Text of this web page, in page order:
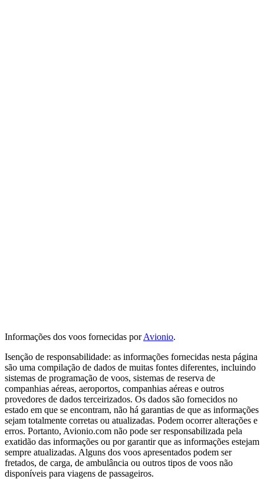
Informações dos voos fornecidas porAvionio.
Isenção de responsabilidade: as informações fornecidas nesta página
são uma compilação de dados de muitas fontes diferentes, incluindo
sistemas de programação de voos, sistemas de reserva de
companhias aéreas, aeroportos, companhias aéreas e outros
provedores de dados terceirizados. Os dados são fornecidos no
estado em que se encontram, não há garantias de que as informações
sejam totalmente corretas ou atualizadas. Podem ocorrer alterações e
erros. Portanto, Avionio.com não pode ser responsabilizada pela
exatidão das informações ou por garantir que as informações estejam
sempre atualizadas. Alguns dos voos apresentados podem ser
fretados, de carga, de ambulância ou outros tipos de voos não
disponíveis para viagens de passageiros.